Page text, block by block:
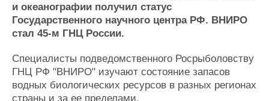
Компании
Репутация
Работа
Журнал
Реклама
Оборудование
Изделия
Материалы
и океанографии получил статус
Государственного научного центра РФ. ВНИРО
стал 45-м ГНЦ России.
Специалисты подведомственного Росрыболовству
ГНЦ РФ "ВНИРО" изучают состояние запасов
водных биологических ресурсов в разных регионах
страны и за ее пределами.